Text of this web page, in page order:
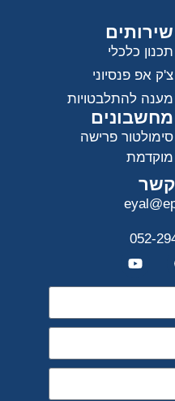
שירותים
תכנון כלכלי
צ'ק אפ פנסיוני
מענה להתלבטויות
מחשבונים
סימולטור פרישה
מוקדמת
קשר
052-